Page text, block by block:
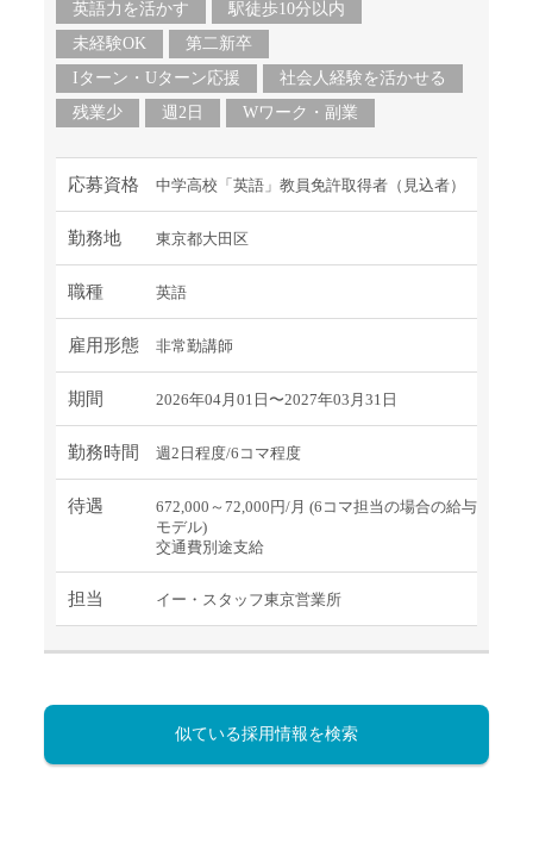
英語力を活かす
駅徒歩10分以内
未経験OK
第二新卒
Iターン・Uターン応援
社会人経験を活かせる
残業少
週2日 Wワーク・副業
応募資格 中学高校「英語」教員免許取得者（見込者）
勤務地 東京都大田区
職種 英語
雇用形態 非常勤講師
期間 2026年04月01日〜2027年03月31日
勤務時間 週2日程度/6コマ程度
待遇
672,000～72,000円/月 (6コマ担当の場合の給与
モデル)
交通費別途支給
担当 イー・スタッフ東京営業所
似ている採用情報を検索